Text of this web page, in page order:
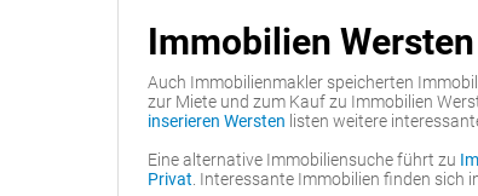
Immobilien Wersten
Auch Immobilienmakler speicherten
zur Miete und zum Kauf zu Immobilien
inserieren Wersten listen weitere
Eine alternative Immobiliensuche führt zu
Privat . Interessante Immobilien finden sich